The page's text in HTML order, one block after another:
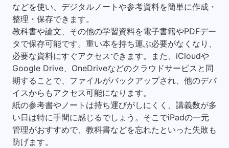
などを使い、デジタルノートや参考資料を簡単に作成・
整理・保存できます。
教科書や論文、その他の学習資料を電子書籍やPDFデー
タで保存可能です。重い本を持ち運ぶ必要がなくなり、
必要な資料にすぐアクセスできます。また、iCloudや
Google Drive、OneDriveなどのクラウドサービスと同
期することで、ファイルがバックアップされ、他のデバ
イスからもアクセス可能になります。
紙の参考書やノートは持ち運びがしにくく、講義数が多
い日は特に手間に感じるでしょう。そこでiPadの一元
管理がおすすめで、教科書などを忘れたといった失敗も
防げます。